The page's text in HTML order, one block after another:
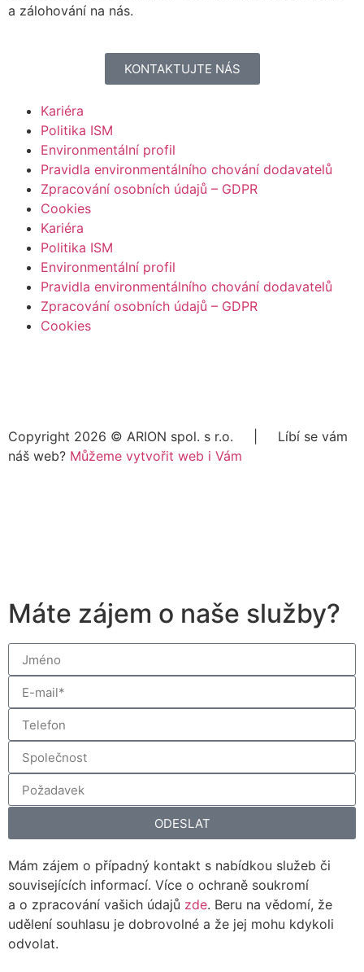
a zálohování na nás.
KONTAKTUJTE NÁS
Kariéra
Politika ISM
Environmentální profil
Pravidla environmentálního chování dodavatelů
Zpracování osobních údajů – GDPR
Cookies
Kariéra
Politika ISM
Environmentální profil
Pravidla environmentálního chování dodavatelů
Zpracování osobních údajů – GDPR
Cookies
Copyright 2026 © ARION spol. s r.o. | Líbí se vám
náš web? Můžeme vytvořit web i Vám
Máte zájem o naše služby?
ODESLAT
Mám zájem o případný kontakt s nabídkou služeb či
souvisejících informací. Více o ochraně soukromí
a o zpracování vašich údajů zde. Beru na vědomí, že
udělení souhlasu je dobrovolné a že jej mohu kdykoli
odvolat.